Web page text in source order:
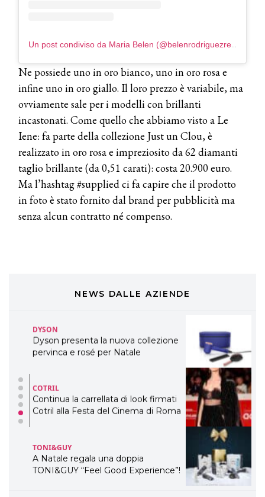
Un post condiviso da Maria Belen (@belenrodriguezreal)
Ne possiede uno in oro bianco, uno in oro rosa e
infine uno in oro giallo. Il loro prezzo è variabile, ma
ovviamente sale per i modelli con brillanti
incastonati. Come quello che abbiamo visto a Le
Iene: fa parte della collezione Just un Clou, è
realizzato in oro rosa e impreziosito da 62 diamanti
taglio brillante (da 0,51 carati): costa 20.900 euro.
Ma l’hashtag #supplied ci fa capire che il prodotto
in foto è stato fornito dal brand per pubblicità ma
senza alcun contratto né compenso.
NEWS DALLE AZIENDE
Continua la carrellata di look firmati
TONI&GUY
A Natale regala una doppia
TONI&GUY “Feel Good Experience”!
TONI&GUY
LABEL.M lancia la sua innovativa ed
eco-sostenibile linea di prodotti
professionali
DAVINES
Davines presenta cofanetti beauty
WELLNESS CONGRESS 2022: I
DYSON
Dyson presenta la nuova collezione
pervinca e rosé per Natale
COTRIL
Continua la carrellata di look firmati
Cotril alla Festa del Cinema di Roma
TONI&GUY
A Natale regala una doppia
TONI&GUY “Feel Good Experience”!